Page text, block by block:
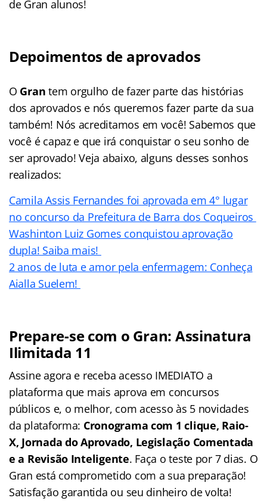
de Gran alunos!
Depoimentos de aprovados
O Gran tem orgulho de fazer parte das histórias
dos aprovados e nós queremos fazer parte da sua
também! Nós acreditamos em você! Sabemos que
você é capaz e que irá conquistar o seu sonho de
ser aprovado! Veja abaixo, alguns desses sonhos
realizados:
Camila Assis Fernandes foi aprovada em 4° lugar
no concurso da Prefeitura de Barra dos Coqueiros
Washinton Luiz Gomes conquistou aprovação
dupla! Saiba mais!
2 anos de luta e amor pela enfermagem: Conheça
Aialla Suelem!
Prepare-se com o Gran: Assinatura
Ilimitada 11
Assine agora e receba acesso IMEDIATO a
plataforma que mais aprova em concursos
públicos e, o melhor, com acesso às 5 novidades
da plataforma: Cronograma com 1 clique, Raio-
X, Jornada do Aprovado, Legislação Comentada
e a Revisão Inteligente. Faça o teste por 7 dias. O
Gran está comprometido com a sua preparação!
Satisfação garantida ou seu dinheiro de volta!